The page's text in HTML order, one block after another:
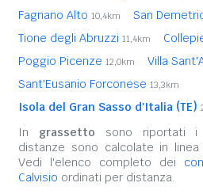
Fagnano Alto 10,4km San
Tione degli Abruzzi 11,4km
Poggio Picenze 12,0km Villa
Sant'Eusanio Forconese 13,3km
Isola del Gran Sasso d'Italia (TE)
In grassetto sono riportati i
distanze sono calcolate in
Vedi l'elenco completo dei
Calvisio ordinati per distanza.